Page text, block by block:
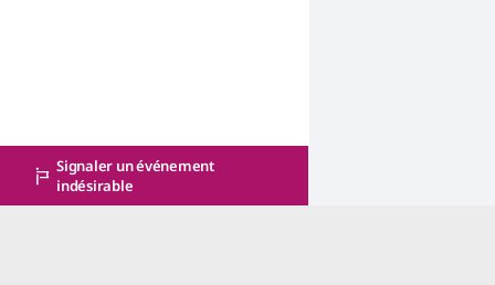
Signaler un événement
indésirable